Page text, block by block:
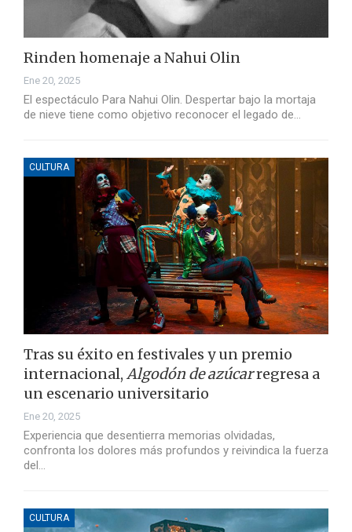
Rinden homenaje a Nahui Olin
Ene 20, 2025
El espectáculo Para Nahui Olin. Despertar bajo la mortaja
de nieve tiene como objetivo reconocer el legado de…
CULTURA
Tras su éxito en festivales y un premio
internacional, Algodón de azúcarregresa a
un escenario universitario
Ene 20, 2025
Experiencia que desentierra memorias olvidadas,
confronta los dolores más profundos y reivindica la fuerza
del…
CULTURA